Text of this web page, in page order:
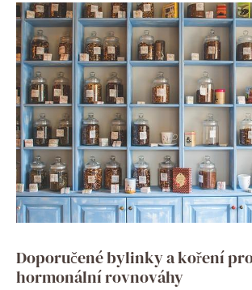
Doporučené bylinky a koření
hormonální rovnováhy